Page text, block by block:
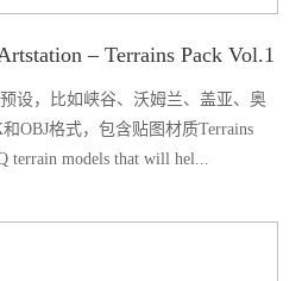
– Terrains Pack Vol.1
设，比如峡谷、沃姆兰、盖亚、奥
OBJ格式，包含贴图材质Terrains
terrain models that will hel...